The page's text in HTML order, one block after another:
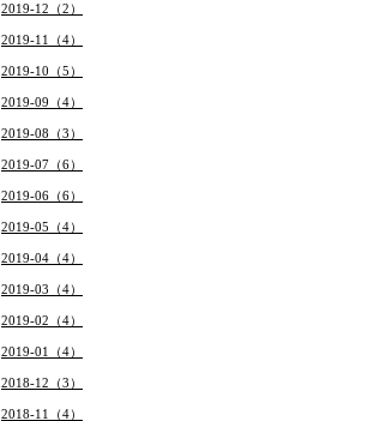
2019-12（2）
2019-11（4）
2019-10（5）
2019-09（4）
2019-08（3）
2019-07（6）
2019-06（6）
2019-05（4）
2019-04（4）
2019-03（4）
2019-02（4）
2019-01（4）
2018-12（3）
2018-11（4）